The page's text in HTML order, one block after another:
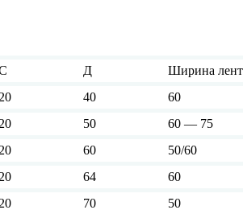
Д
Ширина
20 40
60
20 50
60 — 75
20 60
50/60
20 64
60
20 70 50